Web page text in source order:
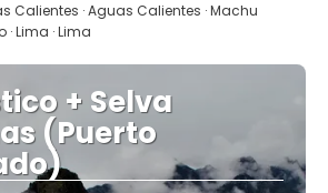
Calientes · Aguas Calientes · Machu
Lima · Lima
+ Selva
(Puerto